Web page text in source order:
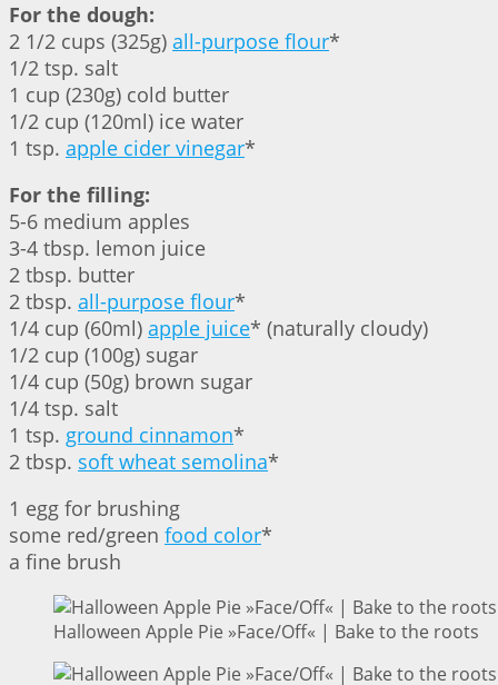
For the dough:
2 1/2 cups (325g) all-purpose flour*
1/2 tsp. salt
1 cup (230g) cold butter
1/2 cup (120ml) ice water
1 tsp. apple cider vinegar*
For the filling:
5-6 medium apples
3-4 tbsp. lemon juice
2 tbsp. butter
2 tbsp. all-purpose flour*
1/4 cup (60ml) apple juice* (naturally cloudy)
1/2 cup (100g) sugar
1/4 cup (50g) brown sugar
1/4 tsp. salt
1 tsp. ground cinnamon*
2 tbsp. soft wheat semolina*
1 egg for brushing
some red/green food color*
a fine brush
Halloween Apple Pie »Face/Off« | Bake to the roots